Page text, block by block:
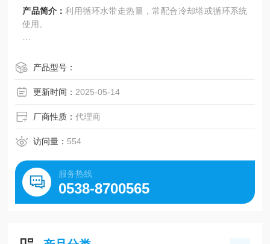
产品简介：利用循环水带走热量，常配合冷却塔或循环系统
使用。
优点：散热效率高，运行稳定。
缺点：需稳定水源，维护复杂（防水垢、腐蚀）。
产品型号：
更新时间： 2025-05-14
厂商性质：代理商
访问量： 554
服务热线
0538-8700565